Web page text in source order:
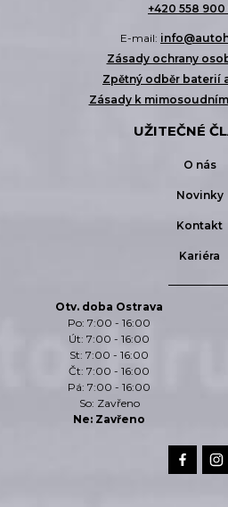
+420 558
E-mail:
Zásady ochrany
Zpětný odběr baterií
Zásady k
UŽITEČNÉ
O nás
Novinky
Kontakt
Kariéra
Otv. doba Ostrava
Po: 7:00 - 16:00
Út: 7:00 - 16:00
St: 7:00 - 16:00
Čt: 7:00 - 16:00
Pá: 7:00 - 16:00
So: Zavřeno
Ne: Zavřeno